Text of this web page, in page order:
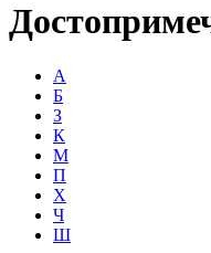
А
Б
З
К
М
П
Х
Ч
Ш